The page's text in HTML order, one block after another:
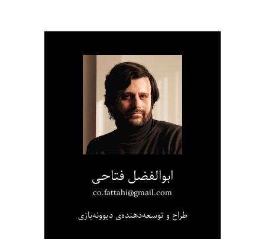
ابوالفضل فتاحی
co.fattahi@gmail.com
طراح و توسعه‌دهنده‌ی دیوونه‌بازی